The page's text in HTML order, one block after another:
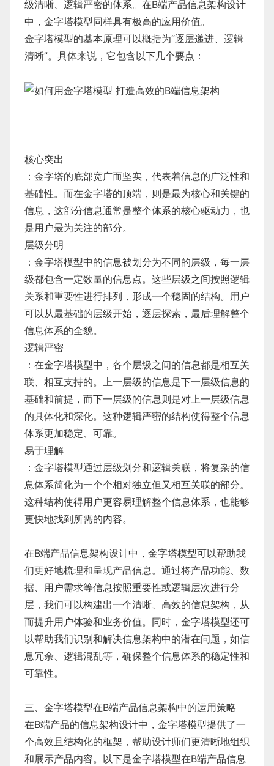
级清晰、逻辑严密的体系。在B端产品信息架构设计
中，金字塔模型同样具有极高的应用价值。
金字塔模型的基本原理可以概括为“逐层递进、逻辑
清晰”。具体来说，它包含以下几个要点：
核心突出
：金字塔的底部宽广而坚实，代表着信息的广泛性和
基础性。而在金字塔的顶端，则是最为核心和关键的
信息，这部分信息通常是整个体系的核心驱动力，也
是用户最为关注的部分。
层级分明
：金字塔模型中的信息被划分为不同的层级，每一层
级都包含一定数量的信息点。这些层级之间按照逻辑
关系和重要性进行排列，形成一个稳固的结构。用户
可以从最基础的层级开始，逐层探索，最后理解整个
信息体系的全貌。
逻辑严密
：在金字塔模型中，各个层级之间的信息都是相互关
联、相互支持的。上一层级的信息是下一层级信息的
基础和前提，而下一层级的信息则是对上一层级信息
的具体化和深化。这种逻辑严密的结构使得整个信息
体系更加稳定、可靠。
易于理解
：金字塔模型通过层级划分和逻辑关联，将复杂的信
息体系简化为一个个相对独立但又相互关联的部分。
这种结构使得用户更容易理解整个信息体系，也能够
更快地找到所需的内容。
在B端产品信息架构设计中，金字塔模型可以帮助我
们更好地梳理和呈现产品信息。通过将产品功能、数
据、用户需求等信息按照重要性或逻辑层次进行分
层，我们可以构建出一个清晰、高效的信息架构，从
而提升用户体验和业务价值。同时，金字塔模型还可
以帮助我们识别和解决信息架构中的潜在问题，如信
息冗余、逻辑混乱等，确保整个信息体系的稳定性和
可靠性。
三、金字塔模型在B端产品信息架构中的运用策略
在B端产品的信息架构设计中，金字塔模型提供了一
个高效且结构化的框架，帮助设计师们更清晰地组织
和展示产品内容。以下是金字塔模型在B端产品信息